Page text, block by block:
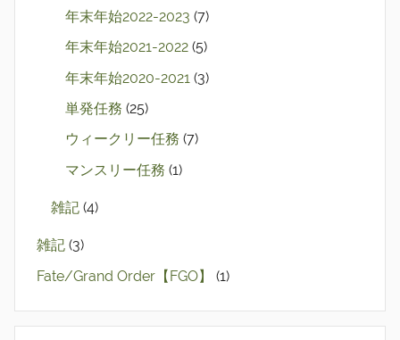
年末年始2022-2023 (7)
年末年始2021-2022 (5)
年末年始2020-2021 (3)
単発任務 (25)
ウィークリー任務 (7)
マンスリー任務 (1)
雑記 (4)
雑記 (3)
Fate/Grand Order【FGO】
(1)